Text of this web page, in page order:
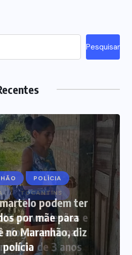
Pesquisar
POLÍCIA
podem ter
por mãe para
no Maranhão, diz
polícia